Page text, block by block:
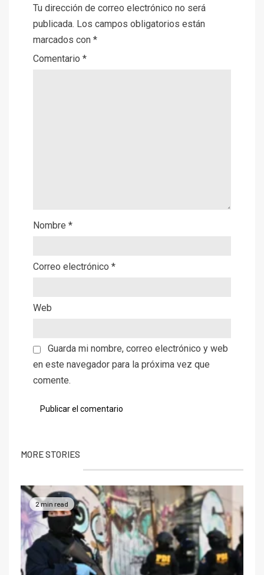
Tu dirección de correo electrónico no será
publicada. Los campos obligatorios están
marcados con *
Comentario *
Nombre *
Correo electrónico *
Web
Guarda mi nombre, correo electrónico y web
en este navegador para la próxima vez que
comente.
MORE STORIES
2 min read